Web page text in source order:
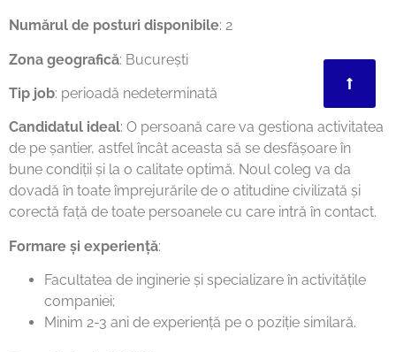
Numărul de posturi disponibile: 2
Zona geografică: București
Tip job: perioadă nedeterminată
Candidatul ideal: O persoană care va gestiona activitatea
de pe șantier, astfel încât aceasta să se desfășoare în
bune condiții și la o calitate optimă. Noul coleg va da
dovadă în toate împrejurările de o atitudine civilizată și
corectă față de toate persoanele cu care intră în contact.
Formare și experiență:
Facultatea de inginerie și specializare în activitățile
companiei;
Minim 2-3 ani de experiență pe o poziție similară.